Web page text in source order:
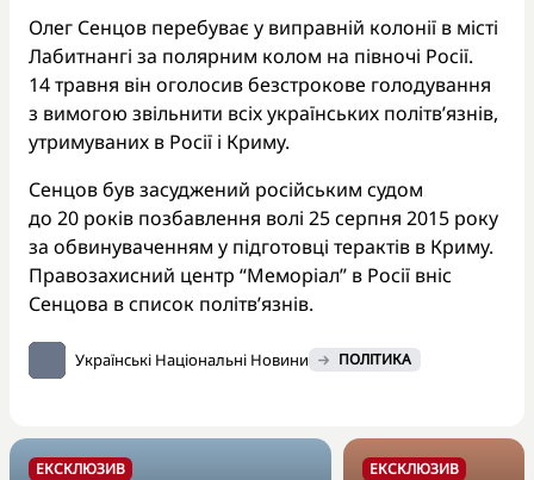
Олег Сенцов перебуває у виправній колонії в місті
Лабитнангі за полярним колом на півночі Росії.
14 травня він оголосив безстрокове голодування
з вимогою звільнити всіх українських політв’язнів,
утримуваних в Росії і Криму.
Сенцов був засуджений російським судом
до 20 років позбавлення волі 25 серпня 2015 року
за обвинуваченням у підготовці терактів в Криму.
Правозахисний центр “Меморіал” в Росії вніс
Сенцова в список політв’язнів.
Українські Національні Новини ПОЛІТИКА
ЕКСКЛЮЗИВ ЕКСКЛЮЗИВ